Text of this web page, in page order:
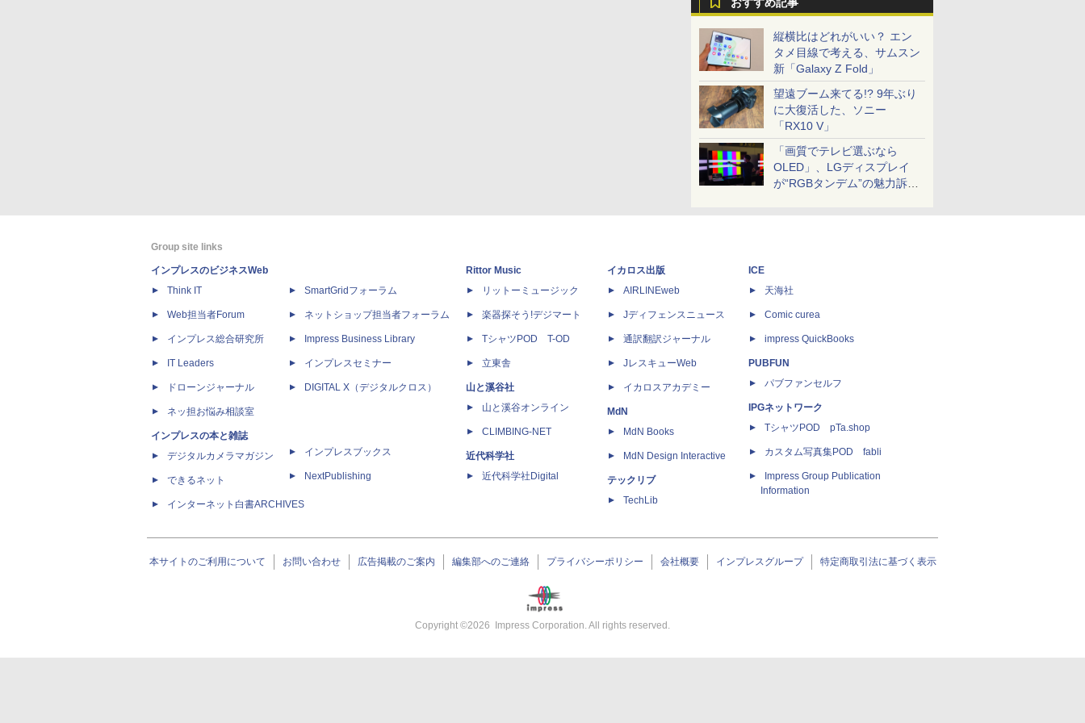
縦横比はどれがいい？ エン
タメ目線で考える、サムスン
新「Galaxy Z Fold」
望遠ブーム来てる!? 9年ぶり
に大復活した、ソニー
「RX10 V」
「画質でテレビ選ぶなら
OLED」、LGディスプレイ
が“RGBタンデム”の魅力訴
Group site links
インプレスのビジネスWeb
Think IT
Web担当者Forum
インプレス総合研究所
IT Leaders
ドローンジャーナル
ネッ担お悩み相談室
インプレスの本と雑誌
デジタルカメラマガジン
できるネット
インターネット白書ARCHIVES
SmartGridフォーラム
ネットショップ担当者フォーラム
Impress Business Library
インプレスセミナー
DIGITAL X（デジタルクロス）
インプレスブックス
NextPublishing
Rittor Music
リットーミュージック
楽器探そう!デジマート
TシャツPOD T-OD
立東舎
山と溪谷社
山と溪谷オンライン
CLIMBING-NET
近代科学社
近代科学社Digital
イカロス出版
AIRLINEweb
Jディフェンスニュース
通訳翻訳ジャーナル
JレスキューWeb
イカロスアカデミー
MdN
MdN Books
MdN Design Interactive
テックリブ
TechLib
ICE
天海社
Comic curea
impress QuickBooks
PUBFUN
パブファンセルフ
IPGネットワーク
TシャツPOD pTa.shop
カスタム写真集POD fabli
Impress Group Publication
Information
本サイトのご利用について お問い合わせ 広告掲載のご案内 編集部へのご連絡 プライバシーポリシー 会社概要 インプレスグループ 特定商取引法に基づく表示
Copyright ©2026 Impress Corporation. All rights reserved.